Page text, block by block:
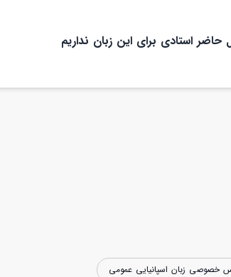
حاضر استادی برای این زبان نداریم
خصوصی زبان اسپانیایی عمومی